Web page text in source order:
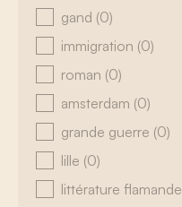
gand (0)
immigration (0)
roman (0)
amsterdam (0)
grande guerre (0)
lille (0)
littérature flamande